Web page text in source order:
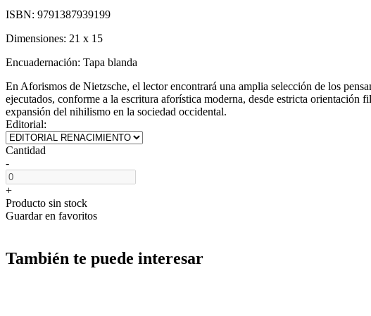
ISBN: 9791387939199
Dimensiones: 21 x 15
Encuadernación: Tapa blanda
En Aforismos de Nietzsche, el lector encontrará una amplia selección de los
ejecutados, conforme a la escritura aforística moderna, desde estricta orientación
expansión del nihilismo en la sociedad occidental.
Editorial:
Cantidad
-
+
Producto sin stock
Guardar en favoritos
También te puede interesar